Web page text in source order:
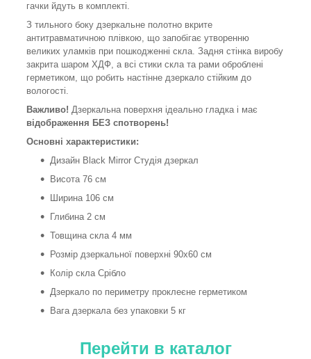
гачки йдуть в комплекті.
З тильного боку дзеркальне полотно вкрите
антитравматичною плівкою, що запобігає утворенню
великих уламків при пошкодженні скла. Задня стінка виробу
закрита шаром ХДФ, а всі стики скла та рами оброблені
герметиком, що робить настінне дзеркало стійким до
вологості.
Важливо! Дзеркальна поверхня ідеально гладка і має
відображення БЕЗ спотворень!
Основні характеристики:
Дизайн Black Mirror Студія дзеркал
Висота 76 см
Ширина 106 см
Глибина 2 см
Товщина скла 4 мм
Розмір дзеркальної поверхні 90х60 см
Колір скла Срібло
Дзеркало по периметру проклеєне герметиком
Вага дзеркала без упаковки 5 кг
Перейти в каталог